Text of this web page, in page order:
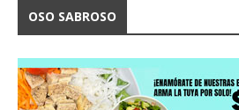
OSO SABROSO